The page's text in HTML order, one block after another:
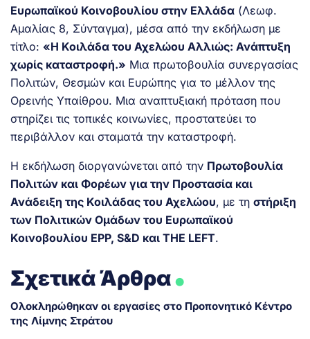
Ευρωπαϊκού Κοινοβουλίου στην Ελλάδα (Λεωφ.
Αμαλίας 8, Σύνταγμα), μέσα από την εκδήλωση με
τίτλο: «Η Κοιλάδα του Αχελώου Αλλιώς: Ανάπτυξη
χωρίς καταστροφή.» Μια πρωτοβουλία συνεργασίας
Πολιτών, Θεσμών και Ευρώπης για το μέλλον της
Ορεινής Υπαίθρου. Μια αναπτυξιακή πρόταση που
στηρίζει τις τοπικές κοινωνίες, προστατεύει το
περιβάλλον και σταματά την καταστροφή.
Η εκδήλωση διοργανώνεται από την Πρωτοβουλία
Πολιτών και Φορέων για την Προστασία και
Ανάδειξη της Κοιλάδας του Αχελώου, με τη στήριξη
των Πολιτικών Ομάδων του Ευρωπαϊκού
Κοινοβουλίου EPP, S&D και THE LEFT.
Σχετικά Άρθρα.
Ολοκληρώθηκαν οι εργασίες στο Προπονητικό Κέντρο
της Λίμνης Στράτου